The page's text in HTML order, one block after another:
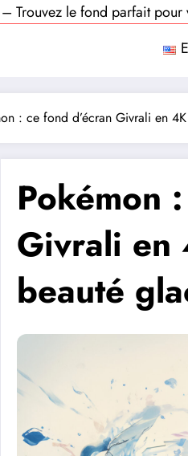
Trouvez le fond parfait pour
: ce fond d’écran Givrali en
Pokémon
Givrali en
beauté